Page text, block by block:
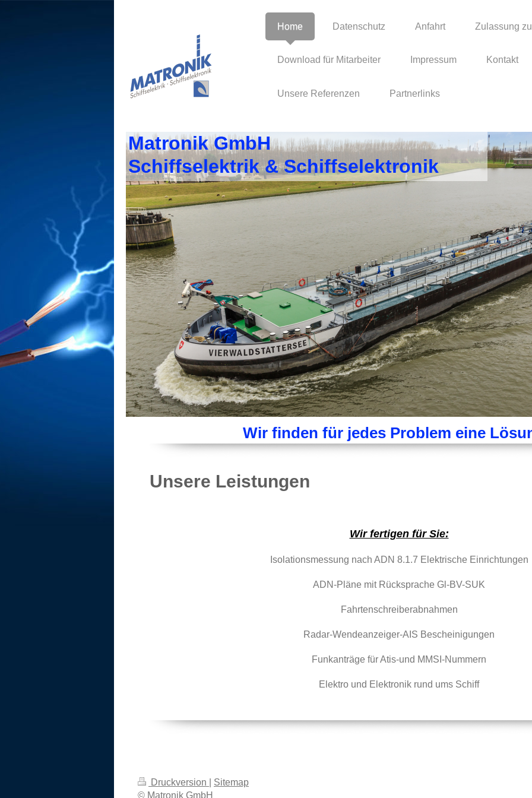
Home Datenschutz Anfahrt Zulassung
Download für Mitarbeiter Impressum Kontakt
Unsere Referenzen Partnerlinks
Matronik GmbH
Schiffselektrik & Schiffselektronik
Wir finden für jedes Problem eine
Unsere Leistungen
Wir fertigen für Sie:
Isolationsmessung nach ADN 8.1.7 Elektrische Einrichtungen
ADN-Pläne mit Rücksprache Gl-BV-SUK
Fahrtenschreiberabnahmen
Radar-Wendeanzeiger-AIS Bescheinigungen
Funkanträge für Atis-und MMSI-Nummern
Elektro und Elektronik rund ums Schiff
Druckversion
Sitemap
© Matronik GmbH